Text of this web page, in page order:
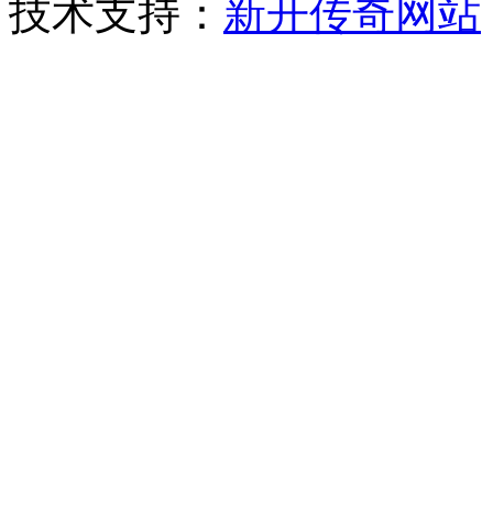
技术支持： 新开传奇网站